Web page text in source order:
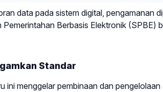
data pada sistem digital, pengamanan
Berbasis Elektronik (SPBE)
Standar
ini menggelar pembinaan dan